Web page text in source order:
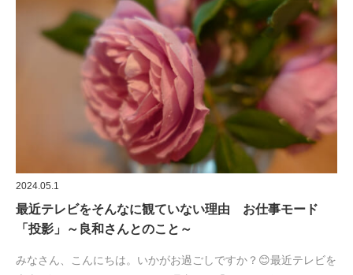
2024.05.1
最近テレビをそんなに観ていない理由 お仕事モード
「投影」～良和さんとのこと～
みなさん、こんにちは。いかがお過ごしですか？😊最近テレビを